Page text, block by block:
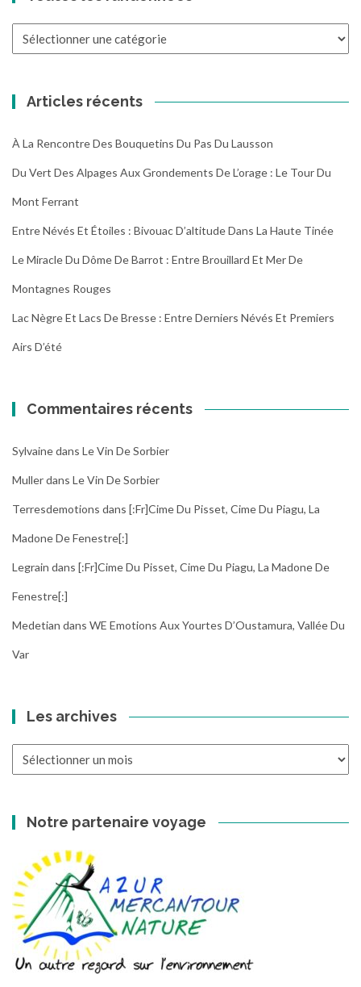
Articles récents
À La Rencontre Des Bouquetins Du Pas Du Lausson
Du Vert Des Alpages Aux Grondements De L’orage : Le Tour Du
Mont Ferrant
Entre Névés Et Étoiles : Bivouac D’altitude Dans La Haute Tinée
Le Miracle Du Dôme De Barrot : Entre Brouillard Et Mer De
Montagnes Rouges
Lac Nègre Et Lacs De Bresse : Entre Derniers Névés Et Premiers
Airs D’été
Commentaires récents
Sylvainedans Le Vin De Sorbier
Mullerdans Le Vin De Sorbier
Terresdemotions dans [:fr]Cime Du Pisset, Cime Du Piagu, La
Madone De Fenestre[:]
Legrain dans [:fr]Cime Du Pisset, Cime Du Piagu, La Madone De
Fenestre[:]
Medetian dans WE Emotions Aux Yourtes D’Oustamura, Vallée Du
Var
Les archives
Notre partenaire voyage